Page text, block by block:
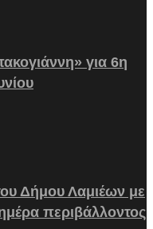
για 6η
Δήμου Λαμιέων με
περιβάλλοντος